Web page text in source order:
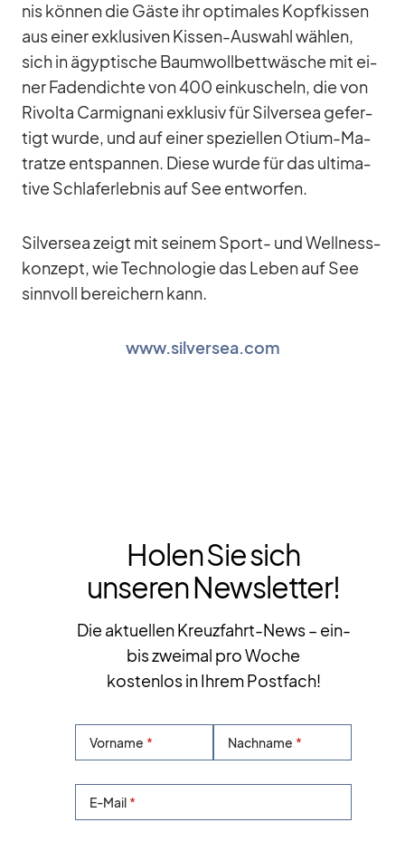
nis kön­nen die Gäste ihr op­ti­ma­les Kopf­kis­sen
aus ei­ner ex­klu­si­ven Kis­sen-Aus­wahl wäh­len,
sich in ägyp­ti­sche Baum­woll­bett­wä­sche mit ei­
ner Fa­den­dichte von 400 ein­ku­scheln, die von
Ri­volta Car­mignani ex­klu­siv für Sil­ver­sea ge­fer­
tigt wurde, und auf ei­ner spe­zi­el­len Otium-Ma­
tratze ent­span­nen. Diese wurde für das ul­ti­ma­
tive Schlaf­erleb­nis auf See ent­wor­fen.
Sil­ver­sea zeigt mit sei­nem Sport- und Well­ness­
kon­zept, wie Tech­no­lo­gie das Le­ben auf See
sinn­voll be­rei­chern kann.
www.silversea.com
Holen Sie sich
unseren Newsletter!
Die aktuellen Kreuzfahrt-News – ein-
bis zweimal pro Woche
kostenlos in Ihrem Postfach!
Vorname Nachname
E-Mail